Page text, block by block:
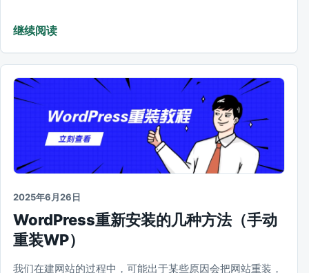
继续阅读
2025年6月26日
WordPress重新安装的几种方法（手动
重装WP）
我们在建网站的过程中，可能出于某些原因会把网站重装，